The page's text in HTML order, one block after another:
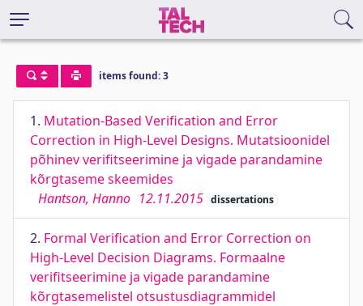
items found: 3
1. Mutation-Based Verification and Error
Correction in High-Level Designs. Mutatsioonidel
põhinev verifitseerimine ja vigade parandamine
kõrgtaseme skeemides
Hantson, Hanno 12.11.2015 dissertations
2. Formal Verification and Error Correction on
High-Level Decision Diagrams. Formaalne
verifitseerimine ja vigade parandamine
kõrgtasemelistel otsustusdiagrammidel